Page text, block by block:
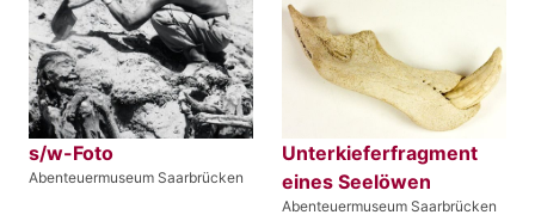
s/w-Foto
Abenteuermuseum Saarbrücken
Unterkieferfragment
eines Seelöwen
Abenteuermuseum Saarbrücken